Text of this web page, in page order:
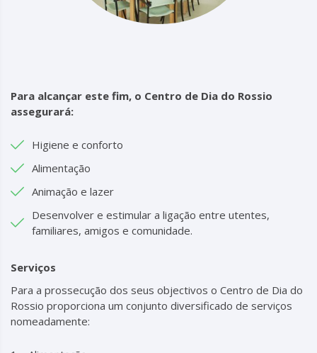
Para alcançar este fim, o Centro de Dia do Rossio
assegurará:
Higiene e conforto
Alimentação
Animação e lazer
Desenvolver e estimular a ligação entre utentes,
familiares, amigos e comunidade.
Serviços
Para a prossecução dos seus objectivos o Centro de Dia do
Rossio proporciona um conjunto diversificado de serviços
nomeadamente: